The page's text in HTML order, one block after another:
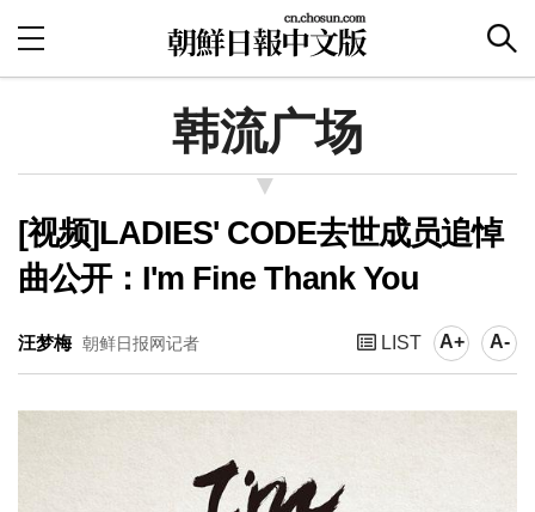
韩流广场
[视频]LADIES' CODE去世成员追悼
曲公开：I'm Fine Thank You
汪梦梅 朝鲜日报网记者 LIST A+ A-